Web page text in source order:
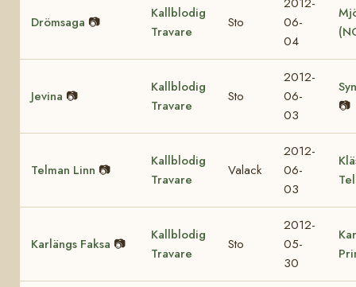
Drömsaga 📷
Kallblodig
Travare
Sto
06-
04
Jevina 📷
Kallblodig
Travare
Sto
2012-
06-
03
📷
Telman Linn 📷
Kallblodig
Travare
Valack
2012-
06-
03
Karlängs Faksa 📷
Kallblodig
Travare
Sto
2012-
05-
30